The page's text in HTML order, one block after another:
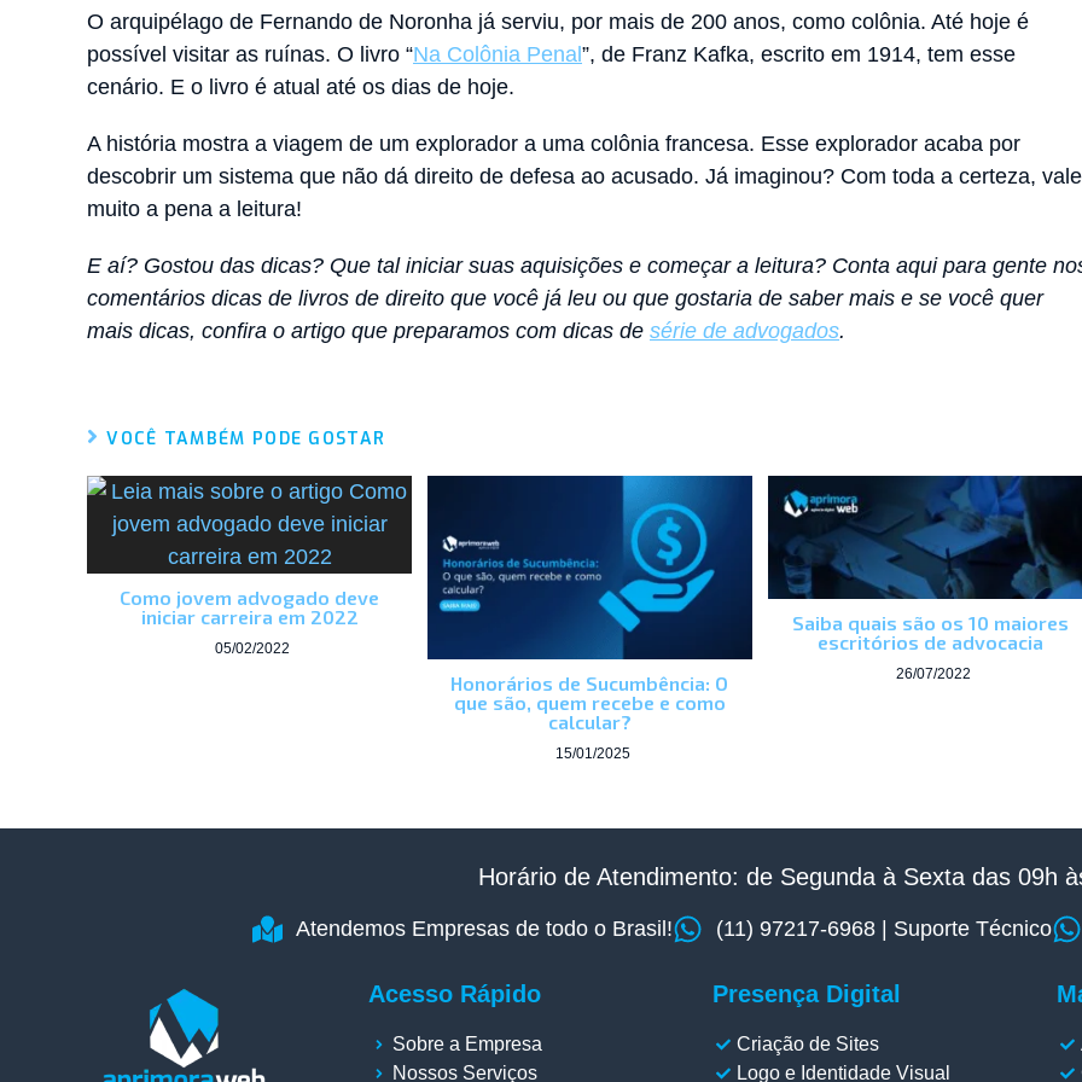
O arquipélago de Fernando de Noronha já serviu, por mais de 200 anos, como colônia. Até hoje é
possível visitar as ruínas. O livro “Na Colônia Penal ”, de Franz Kafka, escrito em 1914, tem esse
cenário. E o livro é atual até os dias de hoje.
A história mostra a viagem de um explorador a uma colônia francesa. Esse explorador acaba por
descobrir um sistema que não dá direito de defesa ao acusado. Já imaginou? Com toda a certeza, vale
muito a pena a leitura!
E aí? Gostou das dicas? Que tal iniciar suas aquisições e começar a leitura? Conta aqui para gente
comentários dicas de livros de direito que você já leu ou que gostaria de saber mais e se você quer
mais dicas, confira o artigo que preparamos com dicas de série de advogados.
VOCÊ TAMBÉM PODE GOSTAR
Como jovem advogado deve
iniciar carreira em 2022
05/02/2022
Honorários de Sucumbência: O
que são, quem recebe e como
calcular?
15/01/2025
Saiba quais são os 10 maiores
escritórios de advocacia
26/07/2022
Horário de Atendimento: de Segunda à Sexta das 09h
Atendemos Empresas de todo o Brasil! (11) 97217-6968 | Suporte Técnico
Acesso Rápido
Sobre a Empresa
Nossos Serviços
Presença Digital
Criação de Sites
Logo e Identidade Visual